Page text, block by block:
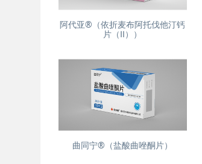
阿代亚®（依折麦布阿托伐他汀钙
片（Ⅱ））
曲同宁®（盐酸曲唑酮片）